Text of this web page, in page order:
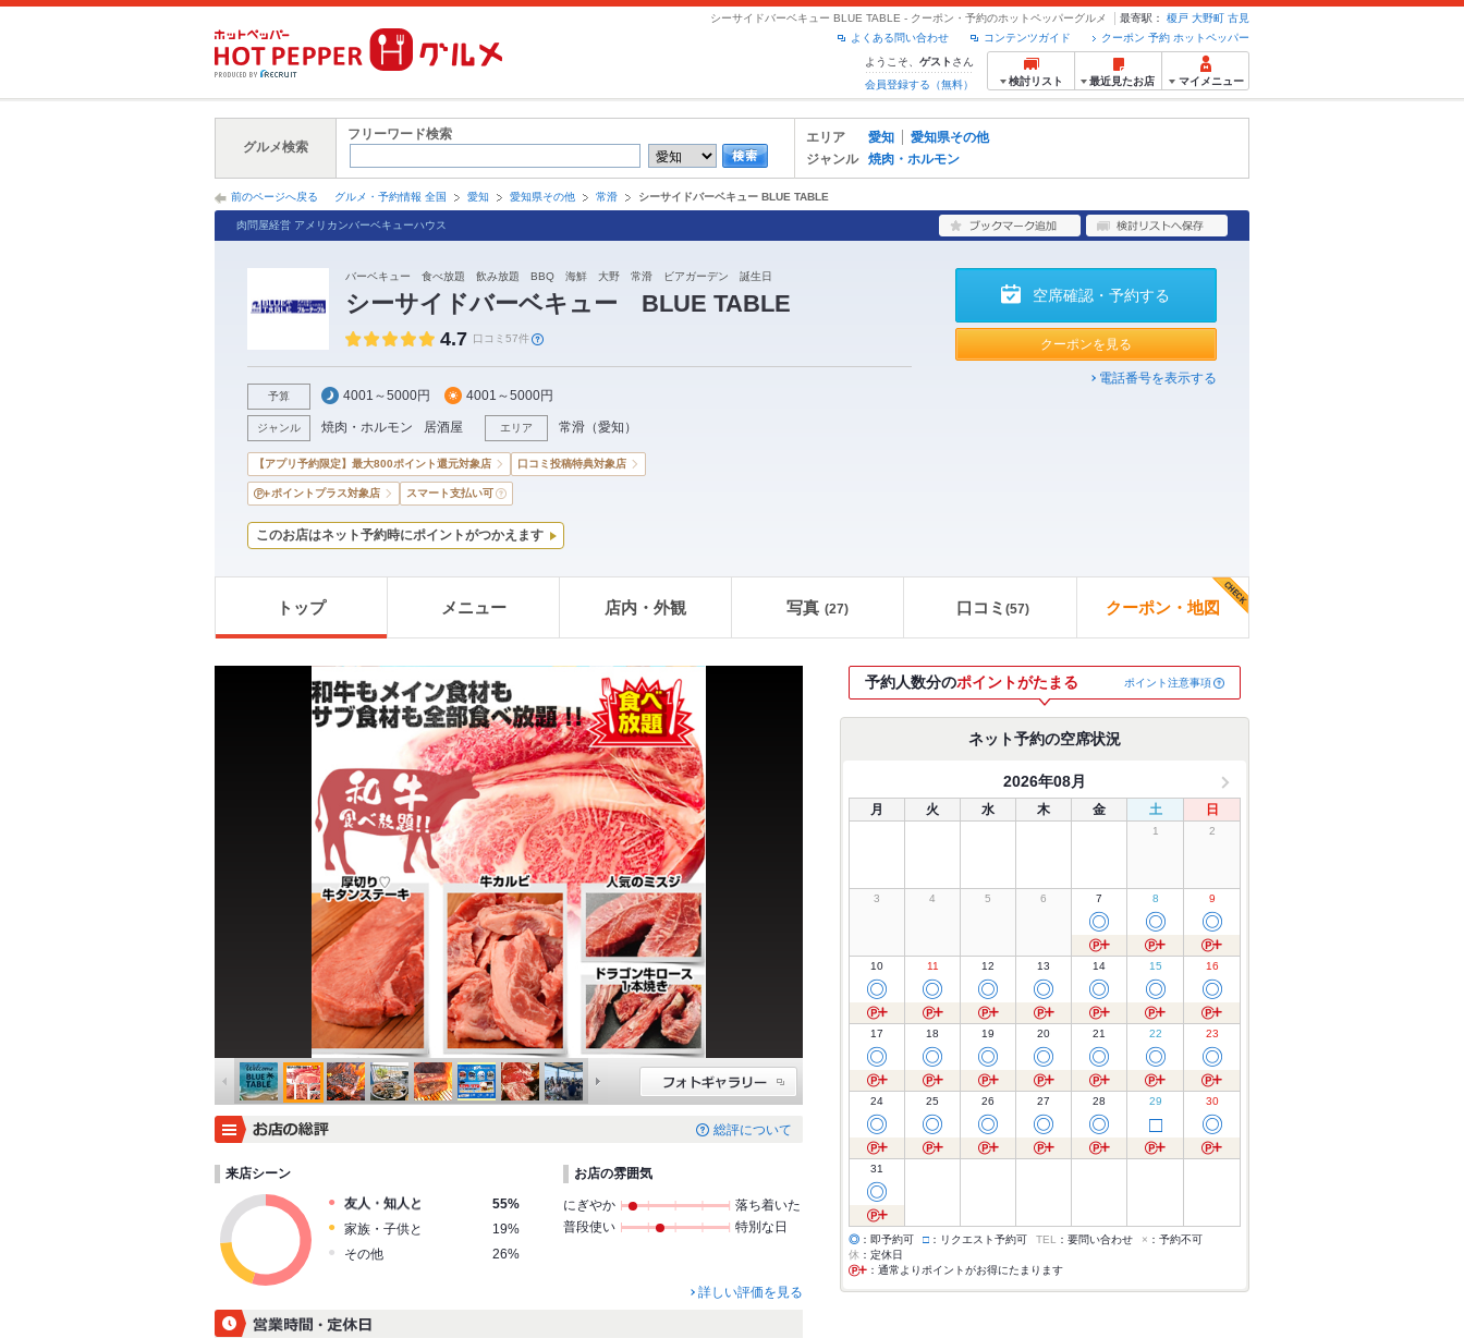
シーサイドバーベキュー BLUE TABLE - クーポン・予約のホットペッパーグルメ 最寄駅： 榎戸 大野町 古見
クーポン 予約 ホットペッパー
コンテンツガイド
よくある問い合わせ
ようこそ、 ゲスト さん
会員登録する（無料）
検討リスト 最近見たお店 マイメニュー
グルメ検索
フリーワード検索 エリア 愛知
愛知県その他
ジャンル
焼肉・ホルモン
前のページへ戻る グルメ・予約情報 全国 愛知 愛知県その他 常滑 シーサイドバーベキュー BLUE TABLE
肉問屋経営 アメリカンバーベキューハウス
バーベキュー 食べ放題 飲み放題 BBQ 海鮮 大野 常滑 ビアガーデン 誕生日
シーサイドバーベキュー BLUE TABLE
4.7 口コミ57件
予算 4001～5000円 4001～5000円
ジャンル 焼肉・ホルモン 居酒屋 エリア 常滑 （愛知 ）
空席確認・予約する
クーポンを見る
電話番号を表示する
【アプリ予約限定】最大800ポイント還元対象店 口コミ投稿特典対象店
ポイントプラス対象店 スマート支払い可
このお店はネット予約時にポイントがつかえます
トップ メニュー 店内・外観 写真 (27) 口コミ (57) クーポン・地図
総評について
来店シーン
友人・知人と
55%
家族・子供と
19%
その他
26%
お店の雰囲気
にぎやか
落ち着いた
普段使い
特別な日
詳しい評価を見る
予約人数分のポイントがたまる ポイント注意事項
ネット予約の空席状況
2026年08月
月 火 水 木 金 土 日
1 2
3 4 5 6 7
◎
8
◎
9
◎
10
◎
11
◎
12
◎
13
◎
14
◎
15
◎
16
◎
17
◎
18
◎
19
◎
20
◎
21
◎
22
◎
23
◎
24
◎
25
◎
26
◎
27
◎
28
◎
29
□
30
◎
31
◎
◎ ：即予約可 □ ：リクエスト予約可 TEL ：要問い合わせ × ：予約不可
休 ：定休日
：通常よりポイントがお得にたまります